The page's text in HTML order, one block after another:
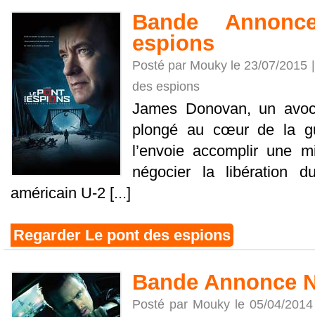
Bande
espions
Posté par Mouky le 23/07/2015
des espions
James Donovan, un
plongé au cœur de la
l’envoie accomplir une
négocier la libération
américain U-2 [...]
Regarder Le pont des espions
Bande Annonce
Posté par Mouky le 05/04/